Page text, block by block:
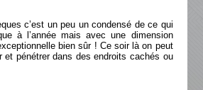
c’est un peu un condensé de ce qui
à l’année mais avec une dimension
bien sûr ! Ce soir là on peut
et pénétrer dans des endroits cachés ou